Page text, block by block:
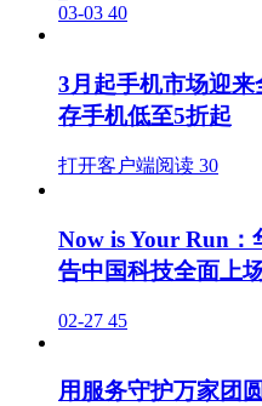
03-03 40
3月起手机市场迎
存手机低至5折起
打开客户端阅读 30
Now is Your Run：
告中国科技全面上
02-27 45
用服务守护万家团